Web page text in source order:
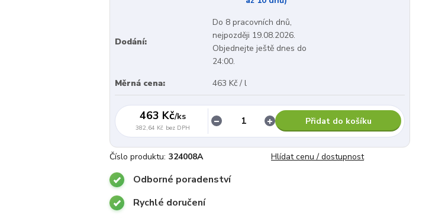
Dodání:
Do 8 pracovních dnů,
nejpozději 19.08.2026.
Objednejte ještě dnes do
24:00.
Měrná cena:
463 Kč / l
463 Kč/ks
382,64 Kč bez DPH
Přidat do košíku
Číslo produktu: 324008A Hlídat cenu / dostupnost
Odborné poradenství
Rychlé doručení